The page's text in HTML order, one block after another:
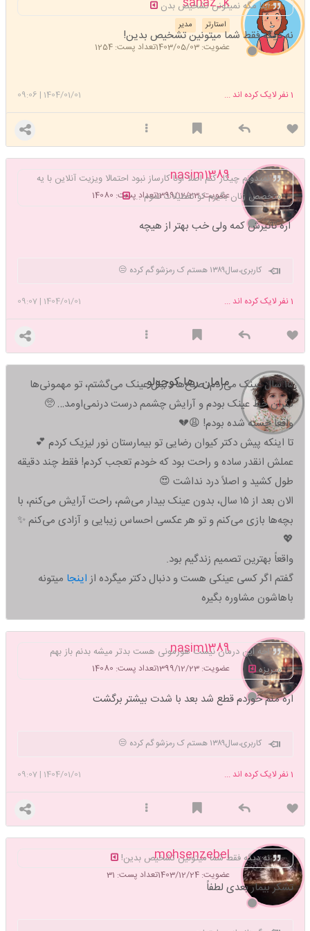
مدیر استارتر
عضویت: 1403/05/03 تعداد پست: 1254
اینا مگه نمیتونن تشخیص بدن
نه دیگه فقط شما میتونین تشخیص بدین!
1404/01/01
|
09:06 1نفر لایک کرده اند ...
nasim1389
عضویت: 1399/12/23 تعداد پست: 14080
نمیدونم چیکار کنم اصلا اونا کارساز نبود احتمالا ویزیت آنلاین با یه
متخصص زنان بگیرم کو تعطیلات تموم ...
اره تاثیرش کمه ولی خب بهتر از هیچه
کاربری،سال۱۳۸۹ هستم ک رمزشو گم کرده 😒
1404/01/01
|
09:07 1نفر لایک کرده اند ...
مامان رها کوچولو
۱۵ سال عینک می‌زدم، صبح‌ها دنبال عینک می‌گشتم، تو مهمونی‌ها
نگران خط عینک بودم و آرایش چشمم درست درنمی‌اومد… 🥺
واقعاً خسته شده بودم! 😩💔
تا اینکه پیش دکتر کیوان رضایی تو بیمارستان نور لیزیک کردم 💕
عملش انقدر ساده و راحت بود که خودم تعجب کردم! فقط چند دقیقه
طول کشید و اصلاً درد نداشت 😍
الان بعد از ۱۵ سال، بدون عینک بیدار می‌شم، راحت آرایش می‌کنم، با
بچه‌ها بازی می‌کنم و تو هر عکسی احساس زیبایی و آزادی می‌کنم ✨
💖
واقعاً بهترین تصمیم زندگیم بود.
گفتم اگر کسی عینکی هست و دنبال دکتر میگرده از اینجا میتونه
باهاشون مشاوره بگیره
nasim1389
عضویت: 1399/12/23 تعداد پست: 14080
اخه این درمان نیست هورمونی هست بدتر میشه بدنم باز بهم
میریزه
اره منم خوردم قطع شد بعد با شدت بیشتر برگشت
کاربری،سال۱۳۸۹ هستم ک رمزشو گم کرده 😒
1404/01/01
|
09:07 1نفر لایک کرده اند ...
mohsenzebel
عضویت: 1403/12/24 تعداد پست: 31
نه دیگه فقط شما میتونین تشخیص بدین!
تشکر بیمار بعدی لطفاً